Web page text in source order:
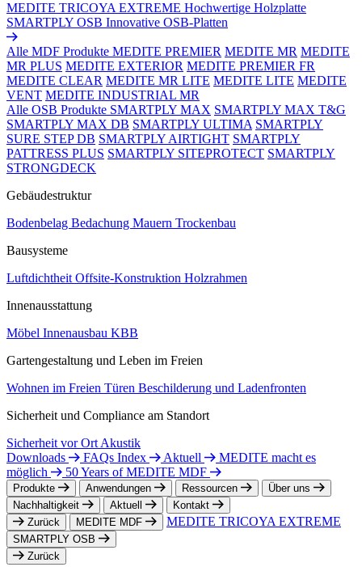
MEDITE TRICOYA EXTREME Hochwertige Holzplatte
SMARTPLY OSB Innovative OSB-Platten
Alle MDF Produkte MEDITE PREMIER MEDITE MR MEDITE
MR PLUS MEDITE EXTERIOR MEDITE PREMIER FR
MEDITE CLEAR MEDITE MR LITE MEDITE LITE MEDITE
VENT MEDITE INDUSTRIAL MR
Alle OSB Produkte SMARTPLY MAX SMARTPLY MAX T&G
SMARTPLY MAX DB SMARTPLY ULTIMA SMARTPLY
SURE STEP DB SMARTPLY AIRTIGHT SMARTPLY
PATTRESS PLUS SMARTPLY SITEPROTECT SMARTPLY
STRONGDECK
Gebäudestruktur
Bodenbelag Bedachung Mauern Trockenbau
Bausysteme
Luftdichtheit Offsite-Konstruktion Holzrahmen
Innenausstattung
Möbel Innenausbau KBB
Gartengestaltung und Leben im Freien
Wohnen im Freien Türen Beschilderung und Ladenfronten
Sicherheit und Compliance am Standort
Sicherheit vor Ort Akustik
Downloads
FAQs Index Aktuell
MEDITE macht es
möglich
50 Years of MEDITE MDF
Produkte Anwendungen Ressourcen
Über uns
Nachhaltigkeit
Aktuell
Kontakt
Zurück
MEDITE MDF MEDITE TRICOYA EXTREME
SMARTPLY OSB
Zurück